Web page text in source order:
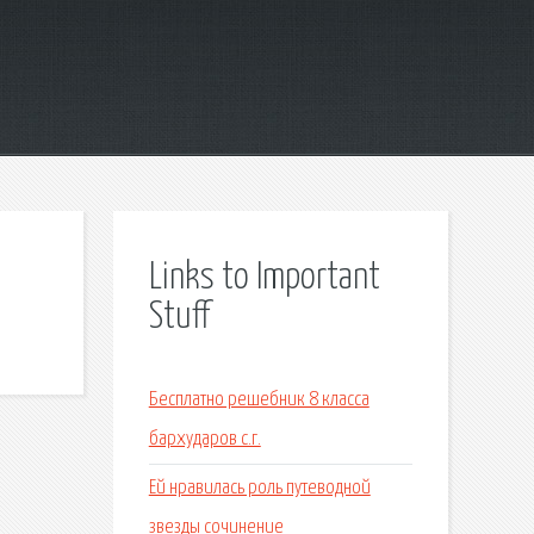
Links to Important
Stuff
Бесплатно решебник 8 класса
бархударов с.г.
Ей нравилась роль путеводной
звезды сочинение